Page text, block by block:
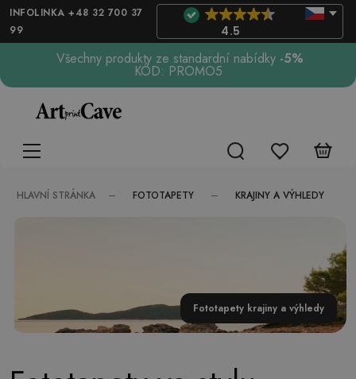
INFOLINKA +48 32 700 37
99
4.5
Všechny produkty ze standardní nabídky -5%
KÓD: PROMO5
HLAVNÍ STRÁNKA FOTOTAPETY KRAJINY A VÝHLEDY
Fototapety krajiny a výhledy